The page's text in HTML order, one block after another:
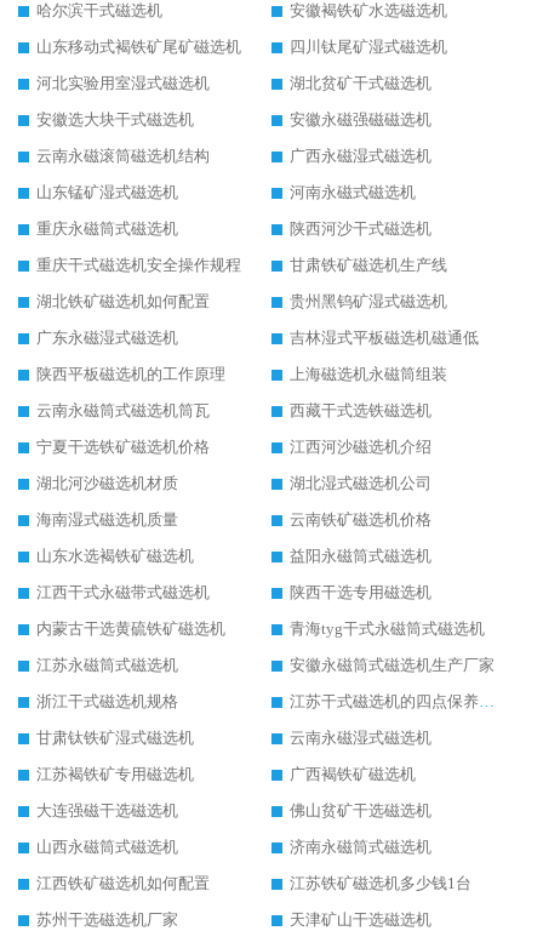
哈尔滨干式磁选机
安徽褐铁矿水选磁选机
山东移动式褐铁矿尾矿磁选机
四川钛尾矿湿式磁选机
河北实验用室湿式磁选机
湖北贫矿干式磁选机
安徽选大块干式磁选机
安徽永磁强磁磁选机
云南永磁滚筒磁选机结构
广西永磁湿式磁选机
山东锰矿湿式磁选机
河南永磁式磁选机
重庆永磁筒式磁选机
陕西河沙干式磁选机
重庆干式磁选机安全操作规程
甘肃铁矿磁选机生产线
湖北铁矿磁选机如何配置
贵州黑钨矿湿式磁选机
广东永磁湿式磁选机
吉林湿式平板磁选机磁通低
陕西平板磁选机的工作原理
上海磁选机永磁筒组装
云南永磁筒式磁选机筒瓦
西藏干式选铁磁选机
宁夏干选铁矿磁选机价格
江西河沙磁选机介绍
湖北河沙磁选机材质
湖北湿式磁选机公司
海南湿式磁选机质量
云南铁矿磁选机价格
山东水选褐铁矿磁选机
益阳永磁筒式磁选机
江西干式永磁带式磁选机
陕西干选专用磁选机
内蒙古干选黄硫铁矿磁选机
青海tyg干式永磁筒式磁选机
江苏永磁筒式磁选机
安徽永磁筒式磁选机生产厂家
浙江干式磁选机规格
江苏干式磁选机的四点保养秘籍
甘肃钛铁矿湿式磁选机
云南永磁湿式磁选机
江苏褐铁矿专用磁选机
广西褐铁矿磁选机
大连强磁干选磁选机
佛山贫矿干选磁选机
山西永磁筒式磁选机
济南永磁筒式磁选机
江西铁矿磁选机如何配置
江苏铁矿磁选机多少钱1台
苏州干选磁选机厂家
天津矿山干选磁选机